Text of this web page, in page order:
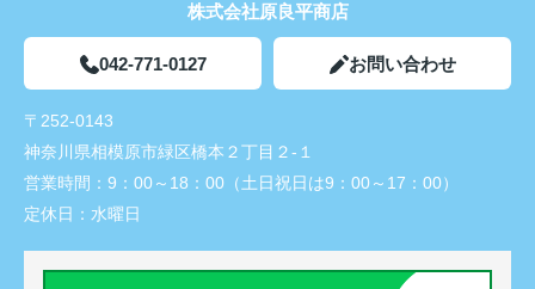
株式会社原良平商店
042-771-0127 お問い合わせ
〒252-0143
神奈川県相模原市緑区橋本２丁目２-１
営業時間： 9：00～18：00（土日祝日は9：00～17：00）
定休日： 水曜日